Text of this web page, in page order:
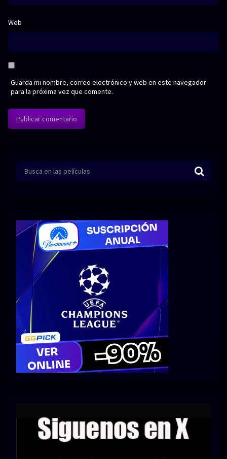
Web
Guarda mi nombre, correo electrónico y web en este navegador
para la próxima vez que comente.